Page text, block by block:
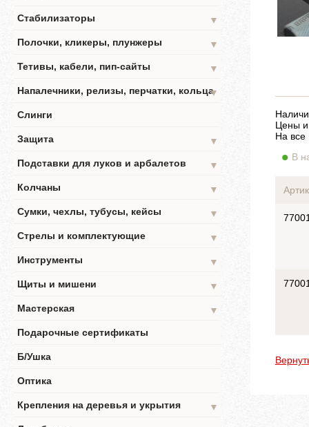
Стабилизаторы
▼
Полочки, кликеры, плунжеры
▼
Тетивы, кабели, пип-сайты
▼
Напалечники, релизы, перчатки, кольца▼
Слинги
Защита
▼
Подставки для луков и арбалетов
▼
Колчаны
▼
Сумки, чехлы, тубусы, кейсы
▼
Стрелы и комплектующие
▼
Инструменты
▼
Щиты и мишени
▼
Мастерская
▼
Подарочные сертификаты
Б/Ушка
Оптика
Крепления на деревья и укрытия
▼
Цены
На все
В